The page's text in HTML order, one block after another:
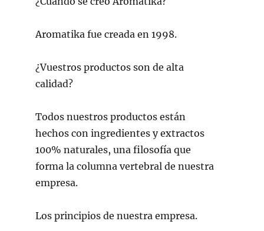
Aromatika fue creada en 1998.
¿Vuestros productos son de alta
calidad?
Todos nuestros productos están
hechos con ingredientes y extractos
100% naturales, una filosofía que
forma la columna vertebral de nuestra
empresa.
Los principios de nuestra empresa.